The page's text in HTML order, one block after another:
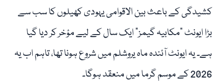
کشیدگی کے باعث بین الاقوامی یہودی کھیلوں کا سب سے
بڑا ایونٹ "مکابیہ گیمز” ایک سال کے لیے مؤخر کر دیا گیا
ہے۔ یہ ایونٹ آئندہ ماہ یروشلم میں شروع ہونا تھا، تاہم اب یہ
2026 کے موسم گرما میں منعقد ہوگا۔